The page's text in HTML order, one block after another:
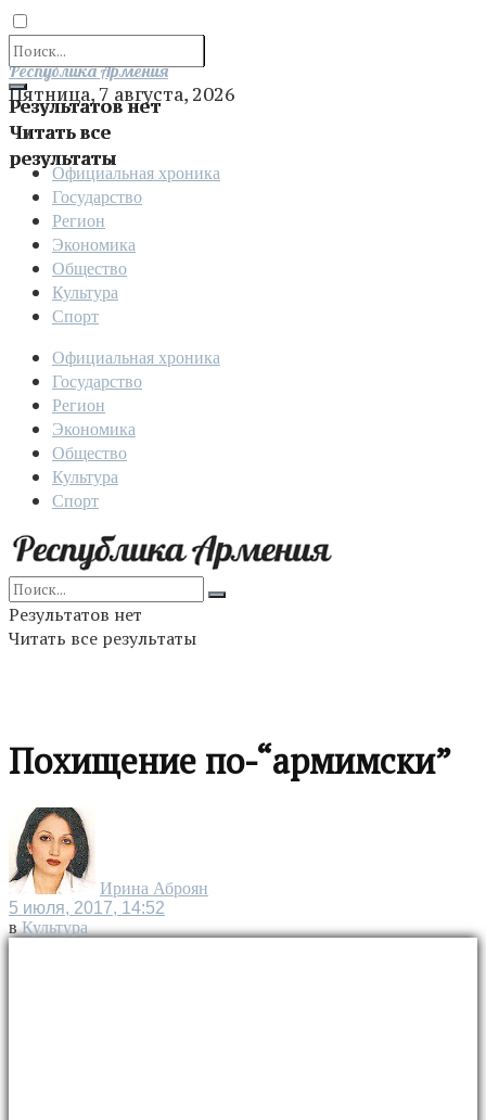
Результатов нет
Читать все
результаты
Отправить
Республика Армения
Пятница, 7 августа, 2026
Официальная хроника
Государство
Регион
Экономика
Общество
Культура
Спорт
Официальная хроника
Государство
Регион
Экономика
Общество
Культура
Спорт
Результатов нет
Читать все результаты
Похищение по-“армимски”
Ирина Аброян
5 июля, 2017, 14:52
в Культура